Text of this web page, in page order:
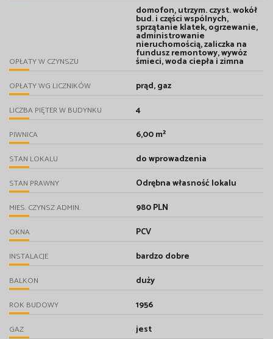
OPŁATY W CZYNSZU
domofon, utrzym. czyst. wokół
bud. i części wspólnych,
sprzątanie klatek, ogrzewanie,
administrowanie
nieruchomością, zaliczka na
fundusz remontowy, wywóz
śmieci, woda ciepła i zimna
OPŁATY WG LICZNIKÓW prąd, gaz
LICZBA PIĘTER W BUDYNKU 4
PIWNICA 6,00 m²
STAN LOKALU do wprowadzenia
STAN PRAWNY Odrębna własność lokalu
MIES. CZYNSZ ADMIN. 980 PLN
OKNA PCV
INSTALACJE bardzo dobre
BALKON duży
ROK BUDOWY 1956
GAZ jest